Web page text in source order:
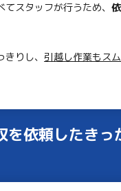
スタッフが行うため、
りし、 引越し作業もス
を依頼したきっ